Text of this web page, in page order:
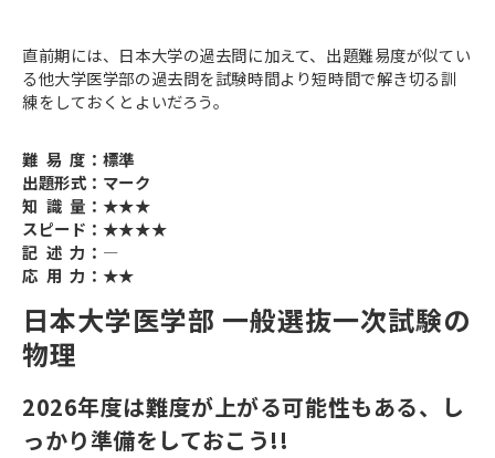
直前期には、日本大学の過去問に加えて、出題難易度が似てい
る他大学医学部の過去問を試験時間より短時間で解き切る訓
練をしておくとよいだろう。
難 易 度：標準
出題形式：マーク
知 識 量：★★★
スピード：★★★★
記 述 力：―
応 用 力：★★
日本大学医学部 一般選抜一次試験の
物理
2026年度は難度が上がる可能性もある、し
っかり準備をしておこう!!